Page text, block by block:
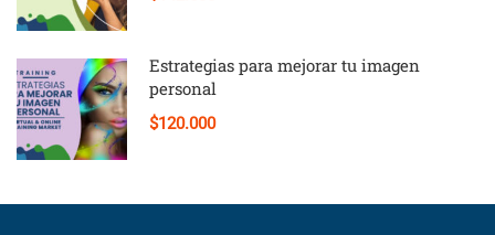
Estrategias para mejorar tu imagen
personal
$120.000